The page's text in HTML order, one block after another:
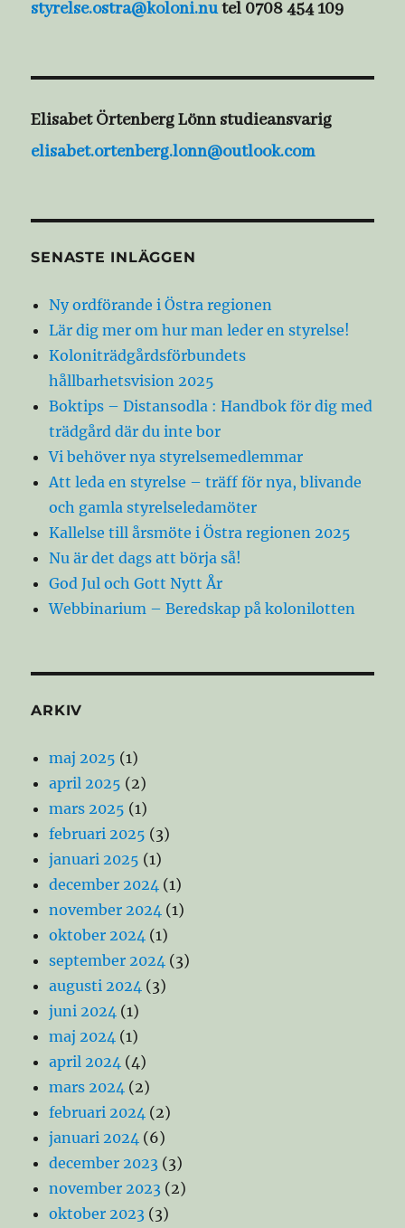
styrelse.ostra@koloni.nutel 0708 454 109
Elisabet Örtenberg Lönn studieansvarig
elisabet.ortenberg.lonn@outlook.com
SENASTE INLÄGGEN
Ny ordförande i Östra regionen
Lär dig mer om hur man leder en styrelse!
Koloniträdgårdsförbundets
hållbarhetsvision 2025
Boktips – Distansodla : Handbok för dig med
trädgård där du inte bor
Vi behöver nya styrelsemedlemmar
Att leda en styrelse – träff för nya, blivande
och gamla styrelseledamöter
Kallelse till årsmöte i Östra regionen 2025
Nu är det dags att börja så!
God Jul och Gott Nytt År
Webbinarium – Beredskap på kolonilotten
ARKIV
maj 2025 (1)
april 2025 (2)
mars 2025 (1)
februari 2025 (3)
januari 2025 (1)
december 2024 (1)
november 2024 (1)
oktober 2024 (1)
september 2024 (3)
augusti 2024 (3)
juni 2024 (1)
maj 2024 (1)
april 2024 (4)
mars 2024 (2)
februari 2024 (2)
januari 2024 (6)
december 2023 (3)
november 2023 (2)
oktober 2023 (3)